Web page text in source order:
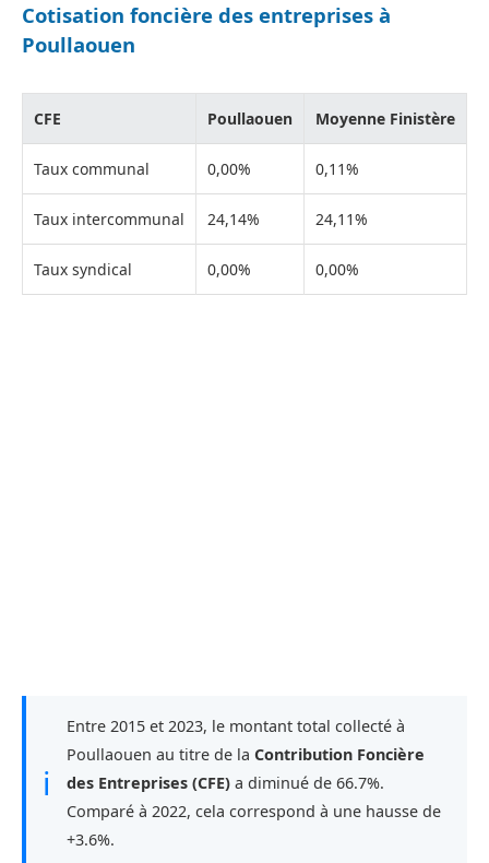
Cotisation foncière des entreprises à
Poullaouen
CFE Poullaouen Moyenne Finistère
Taux communal 0,00% 0,11%
Taux intercommunal 24,14% 24,11%
Taux syndical 0,00% 0,00%
ℹ
Entre 2015 et 2023, le montant total collecté à
Poullaouen au titre de la Contribution Foncière
des Entreprises (CFE) a diminué de 66.7%.
Comparé à 2022, cela correspond à une hausse de
+3.6%.